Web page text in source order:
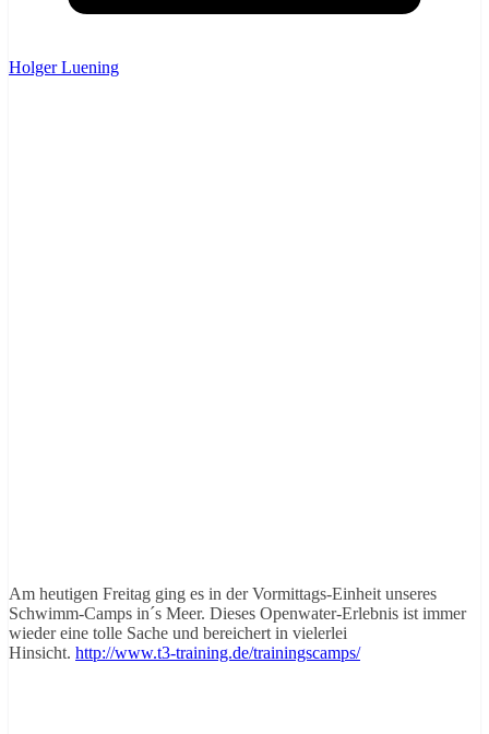
Holger Luening
Am heutigen Freitag ging es in der Vormittags-Einheit unseres
Schwimm-Camps in´s Meer. Dieses Openwater-Erlebnis ist immer
wieder eine tolle Sache und bereichert in vielerlei
Hinsicht. http://www.t3-training.de/trainingscamps/